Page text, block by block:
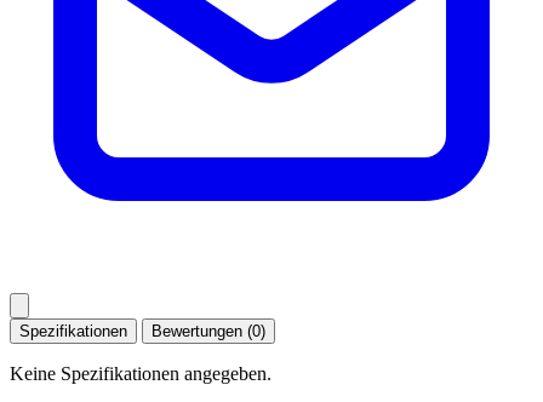
Spezifikationen Bewertungen (0)
Keine Spezifikationen angegeben.